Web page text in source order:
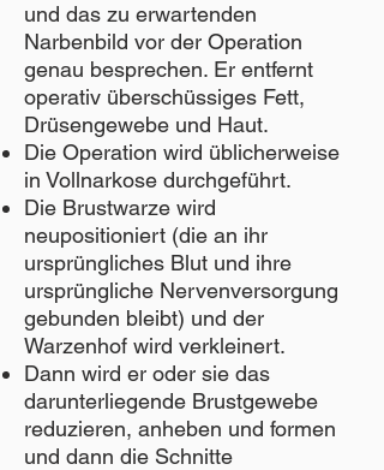
und das zu erwartenden
Narbenbild vor der Operation
genau besprechen. Er entfernt
operativ überschüssiges Fett,
Drüsengewebe und Haut.
Die Operation wird üblicherweise
in Vollnarkose durchgeführt.
Die Brustwarze wird
neupositioniert (die an ihr
ursprüngliches Blut und ihre
ursprüngliche Nervenversorgung
gebunden bleibt) und der
Warzenhof wird verkleinert.
Dann wird er oder sie das
darunterliegende Brustgewebe
reduzieren, anheben und formen
und dann die Schnitte